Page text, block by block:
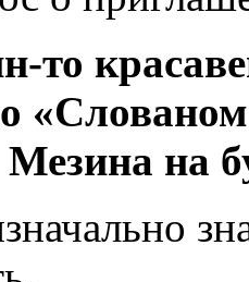
то
Мезина на